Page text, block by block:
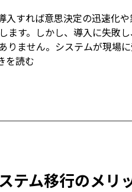
入すれば意思決定の迅速化
す。しかし、導入に失敗し
りません。システムが現場
を読む
テム移行のメリ